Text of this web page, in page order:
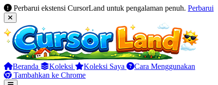
Perbarui ekstensi CursorLand untuk pengalaman penuh. Perbarui
Beranda Koleksi Koleksi Saya
Cara Menggunakan
Tambahkan ke Chrome